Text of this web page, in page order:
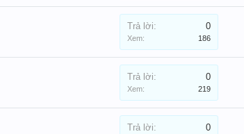
Trả lời: 0
Xem: 186
Trả lời: 0
Xem: 219
Trả lời: 0